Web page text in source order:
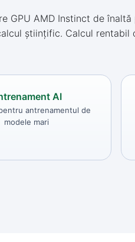
GPU AMD Instinct de
științific. Calcul rentabil
AI
antrenamentul de
modele mari